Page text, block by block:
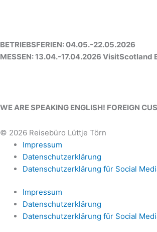
BETRIEBSFERIEN: 04.05.-22.05.2026
MESSEN: 13.04.-17.04.2026 VisitScotland
WE ARE SPEAKING ENGLISH! FOREIGN
© 2026 Reisebüro Lüttje Törn
Impressum
Datenschutzerklärung
Datenschutzerklärung für Social
Impressum
Datenschutzerklärung
Datenschutzerklärung für Social